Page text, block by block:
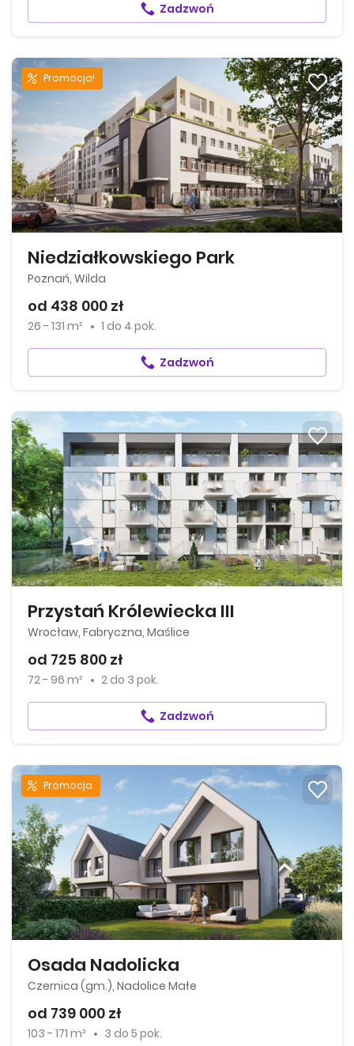
Zadzwoń
Promocja!
Niedziałkowskiego Park
Poznań, Wilda
od 438 000 zł
26 - 131 m² 1 do 4 pok.
Zadzwoń
Przystań Królewiecka III
Wrocław, Fabryczna, Maślice
od 725 800 zł
72 - 96 m² 2 do 3 pok.
Zadzwoń
Promocja
Osada Nadolicka
Czernica (gm.), Nadolice Małe
od 739 000 zł
103 - 171 m² 3 do 5 pok.